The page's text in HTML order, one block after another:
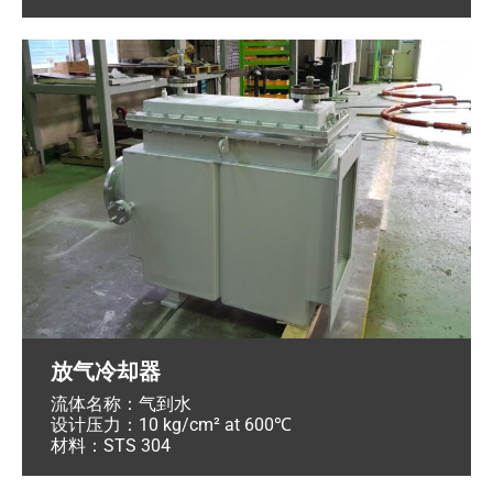
放气冷却器
流体名称：气到水
设计压力：10 kg/cm² at 600℃
材料：STS 304